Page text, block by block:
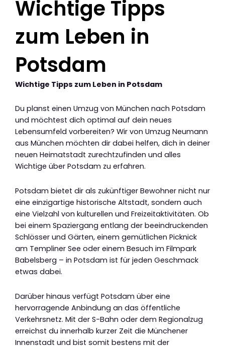
Wichtige Tipps
zum Leben in
Potsdam
Wichtige Tipps zum Leben in Potsdam
Du planst einen Umzug von München nach Potsdam
und möchtest dich optimal auf dein neues
Lebensumfeld vorbereiten? Wir von Umzug Neumann
aus München möchten dir dabei helfen, dich in deiner
neuen Heimatstadt zurechtzufinden und alles
Wichtige über Potsdam zu erfahren.
Potsdam bietet dir als zukünftiger Bewohner nicht nur
eine einzigartige historische Altstadt, sondern auch
eine Vielzahl von kulturellen und Freizeitaktivitäten. Ob
bei einem Spaziergang entlang der beeindruckenden
Schlösser und Gärten, einem gemütlichen Picknick
am Templiner See oder einem Besuch im Filmpark
Babelsberg – in Potsdam ist für jeden Geschmack
etwas dabei.
Darüber hinaus verfügt Potsdam über eine
hervorragende Anbindung an das öffentliche
Verkehrsnetz. Mit der S-Bahn oder dem Regionalzug
erreichst du innerhalb kurzer Zeit die Münchener
Innenstadt und bist somit bestens mit der